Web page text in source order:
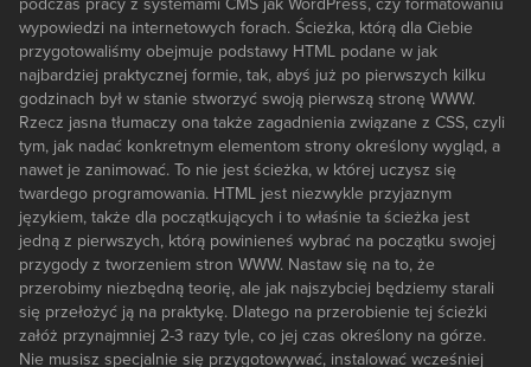
podczas pracy z systemami CMS jak WordPress, czy formatowaniu
wypowiedzi na internetowych forach. Ścieżka, którą dla Ciebie
przygotowaliśmy obejmuje podstawy HTML podane w jak
najbardziej praktycznej formie, tak, abyś już po pierwszych kilku
godzinach był w stanie stworzyć swoją pierwszą stronę WWW.
Rzecz jasna tłumaczy ona także zagadnienia związane z CSS, czyli
tym, jak nadać konkretnym elementom strony określony wygląd, a
nawet je zanimować. To nie jest ścieżka, w której uczysz się
twardego programowania. HTML jest niezwykle przyjaznym
językiem, także dla początkujących i to właśnie ta ścieżka jest
jedną z pierwszych, którą powinieneś wybrać na początku swojej
przygody z tworzeniem stron WWW. Nastaw się na to, że
przerobimy niezbędną teorię, ale jak najszybciej będziemy starali
się przełożyć ją na praktykę. Dlatego na przerobienie tej ścieżki
załóż przynajmniej 2-3 razy tyle, co jej czas określony na górze.
Nie musisz specjalnie się przygotowywać, instalować wcześniej